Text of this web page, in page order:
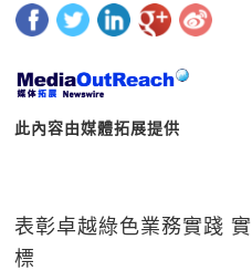
此內容由媒體拓展提供
表彰卓越綠色業務實踐
標